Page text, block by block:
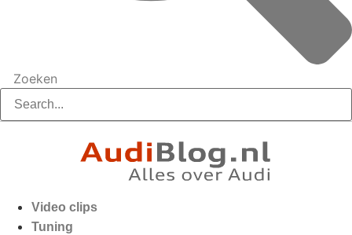
Zoeken
Video clips
Tuning